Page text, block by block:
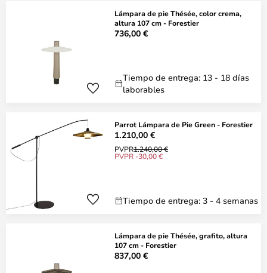
Lámpara de pie Thésée, color crema,
altura 107 cm - Forestier
736,00 €
Tiempo de entrega: 13 - 18 días
laborables
Parrot Lámpara de Pie Green - Forestier
1.210,00 €
PVPR1.240,00 €
PVPR -30,00 €
Tiempo de entrega: 3 - 4 semanas
Lámpara de pie Thésée, grafito, altura
107 cm - Forestier
837,00 €